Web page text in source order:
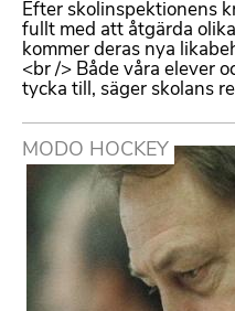
Efter skolinspektionens
fullt med att åtgärda
kommer deras nya
<br /> Både våra elever
tycka till, säger skolans
MODO HOCKEY